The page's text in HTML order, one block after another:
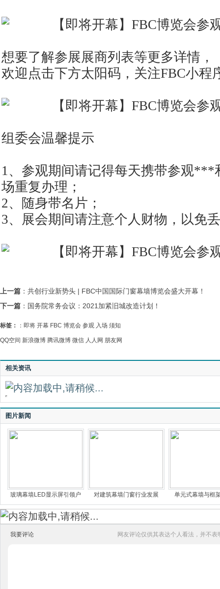
想要了解参展展商列表等更多详情，
欢迎点击下方太阳码，关注FBC小程
组委会温馨提示
1、参观期间请记得每天携带参观***
场重复办理；
2、随身带名片；
3、展会期间请注意个人财物，以免
上一篇 ： 共创行业新势头 | FBC中国国际门窗幕墙博览会盛大开幕！
下一篇 ： 国务院常务会议：2021加紧旧城改造计划！
标签： ： 即将 开幕 FBC 博览会 参观 入场 须知
QQ空间 新浪微博 腾讯微博 微信 人人网 朋友网
相关资讯
图片新闻
玻璃幕墙LED显示屏引领户 对建筑幕墙门窗行业发展 单元式幕墙与框
我要评论 网友评论仅供其表达个人看法，并不